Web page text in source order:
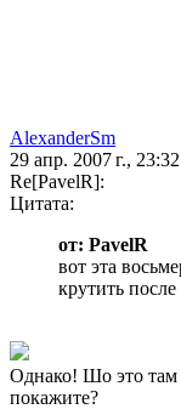
AlexanderSm
29 апр. 2007 г.,
Re[PavelR]:
Цитата:
от: PavelR
вот эта
крутить
Однако! Шо это там
покажите?